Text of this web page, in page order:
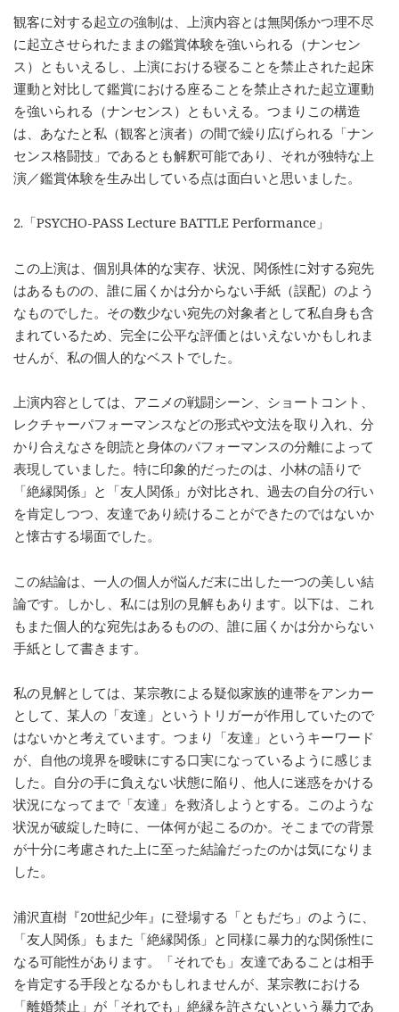
観客に対する起立の強制は、上演内容とは無関係かつ理不尽
に起立させられたままの鑑賞体験を強いられる（ナンセン
ス）ともいえるし、上演における寝ることを禁止された起床
運動と対比して鑑賞における座ることを禁止された起立運動
を強いられる（ナンセンス）ともいえる。つまりこの構造
は、あなたと私（観客と演者）の間で繰り広げられる「ナン
センス格闘技」であるとも解釈可能であり、それが独特な上
演／鑑賞体験を生み出している点は面白いと思いました。
2.「PSYCHO-PASS Lecture BATTLE Performance」
この上演は、個別具体的な実存、状況、関係性に対する宛先
はあるものの、誰に届くかは分からない手紙（誤配）のよう
なものでした。その数少ない宛先の対象者として私自身も含
まれているため、完全に公平な評価とはいえないかもしれま
せんが、私の個人的なベストでした。
上演内容としては、アニメの戦闘シーン、ショートコント、
レクチャーパフォーマンスなどの形式や文法を取り入れ、分
かり合えなさを朗読と身体のパフォーマンスの分離によって
表現していました。特に印象的だったのは、小林の語りで
「絶縁関係」と「友人関係」が対比され、過去の自分の行い
を肯定しつつ、友達であり続けることができたのではないか
と懐古する場面でした。
この結論は、一人の個人が悩んだ末に出した一つの美しい結
論です。しかし、私には別の見解もあります。以下は、これ
もまた個人的な宛先はあるものの、誰に届くかは分からない
手紙として書きます。
私の見解としては、某宗教による疑似家族的連帯をアンカー
として、某人の「友達」というトリガーが作用していたので
はないかと考えています。つまり「友達」というキーワード
が、自他の境界を曖昧にする口実になっているように感じま
した。自分の手に負えない状態に陥り、他人に迷惑をかける
状況になってまで「友達」を救済しようとする。このような
状況が破綻した時に、一体何が起こるのか。そこまでの背景
が十分に考慮された上に至った結論だったのかは気になりま
した。
浦沢直樹『20世紀少年』に登場する「ともだち」のように、
「友人関係」もまた「絶縁関係」と同様に暴力的な関係性に
なる可能性があります。「それでも」友達であることは相手
を肯定する手段となるかもしれませんが、某宗教における
「離婚禁止」が「それでも」絶縁を許さないという暴力であ